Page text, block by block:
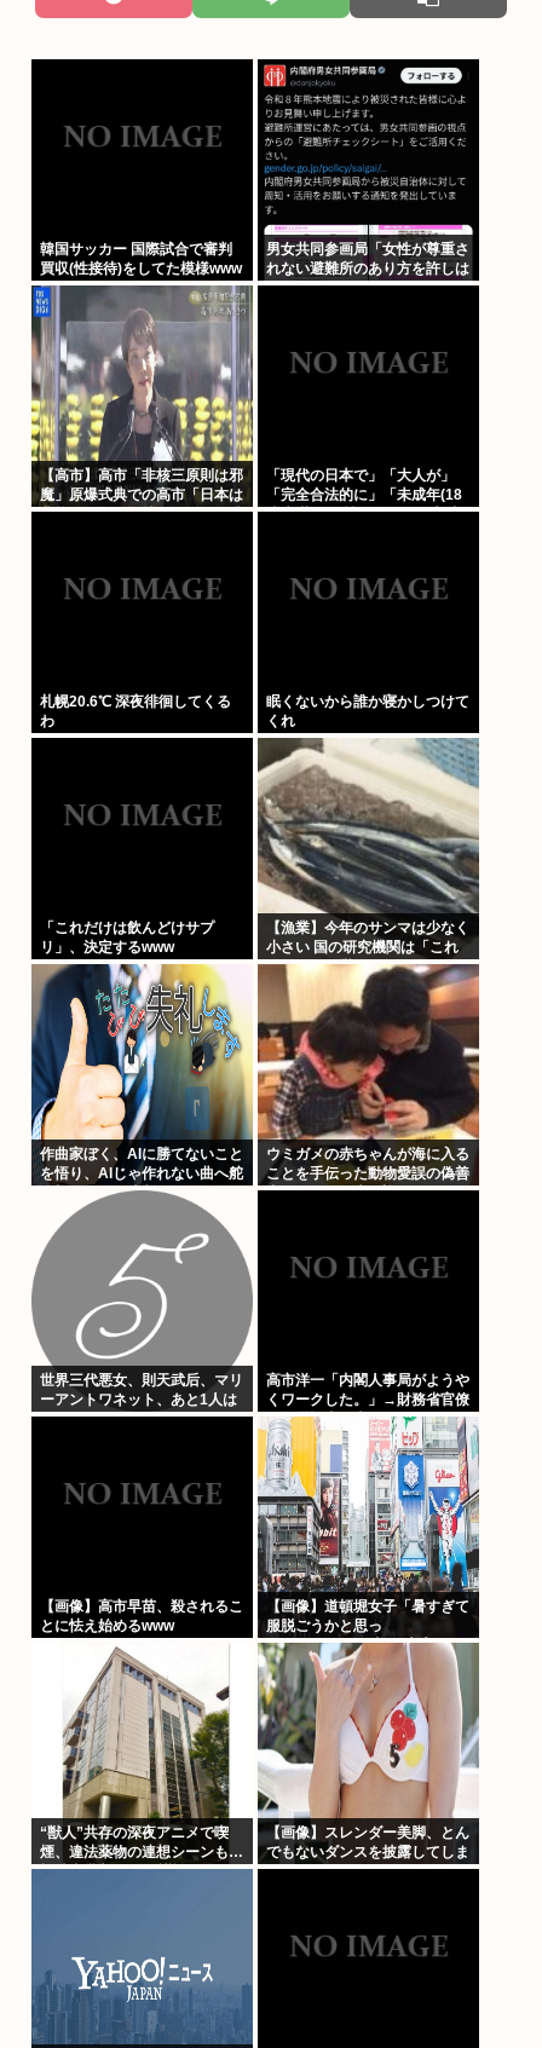
韓国サッカー 国際試合で審判
買収(性接待)をしてた模様www
男女共同参画局「女性が尊重さ
れない避難所のあり方を許しは
しません、このチェックシート
【高市】高市「非核三原則は邪
魔」原爆式典での高市「日本は
非核三原則を堅持しており、唯
「現代の日本で」「大人が」
「完全合法的に」「未成年(18
歳未満)」と性行為をする方法
札幌20.6℃ 深夜徘徊してくる
わ
眠くないから誰か寝かしつけて
くれ
「これだけは飲んどけサプ
リ」、決定するwww
【漁業】今年のサンマは少なく
小さい 国の研究機関は「これ
までになく厳しい年になる」
作曲家ぼく、AIに勝てないこと
を悟り、AIじゃ作れない曲へ舵
を切ることを決断
ウミガメの赤ちゃんが海に入る
ことを手伝った動物愛誤の偽善
者、最悪の結末を迎える
世界三代悪女、則天武后、マリ
ーアントワネット、あと1人は
高市洋一「内閣人事局がようや
くワークした。」→財務省官僚
の左遷記事を喜んでポスト
【画像】高市早苗、殺されるこ
とに怯え始めるwww
【画像】道頓堀女子「暑すぎて
服脱ごうかと思っ
た」･･････････ﾊﾟｼｬｯ！！
“獣人”共存の深夜アニメで喫
煙、違法薬物の連想シーンも…
視聴者批判でBPO議論
【画像】スレンダー美脚、とん
でもないダンスを披露してしま
うwww